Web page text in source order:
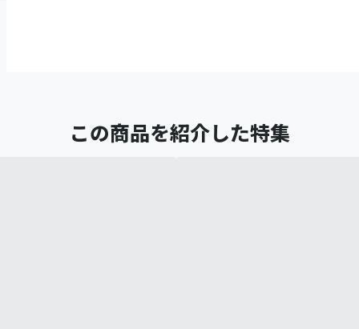
この商品を紹介した特集